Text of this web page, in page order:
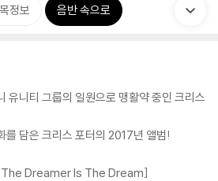
정보 음반 속으로
유니티 그룹의 일원으로 맹활약 중인 크리스
를 담은 크리스 포터의 2017년 앨범!
Dreamer Is The Dream]